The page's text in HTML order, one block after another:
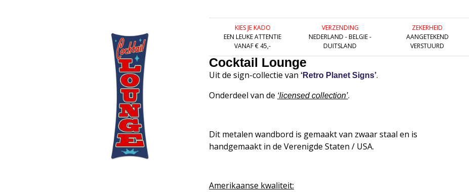
KIES JE KADO
EEN LEUKE ATTENTIE
VANAF € 45,-
VERZENDING
NEDERLAND - BELGIE -
DUITSLAND
ZEKERHEID
AANGETEKEND
VERSTUURD
Cocktail Lounge
Uit de sign-collectie van ‘Retro Planet Signs’.
Onderdeel van de ‘licensed collection’.
Dit metalen wandbord is gemaakt van zwaar staal en is
handgemaakt in de Verenigde Staten / USA.
Amerikaanse kwaliteit: